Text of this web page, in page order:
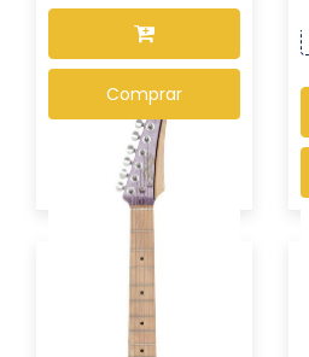
Comprar